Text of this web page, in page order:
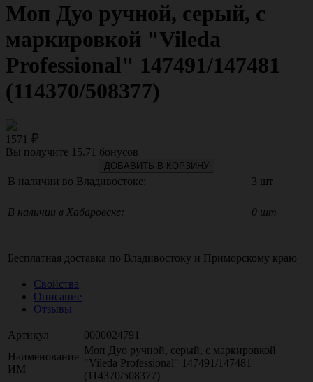
Моп Дуо ручной, серый, с
маркировкой "Vileda
Professional" 147491/147481
(114370/508377)
1571
Вы получите 15.71 бонусов
ДОБАВИТЬ В КОРЗИНУ
В наличии во Владивостоке: 3 шт
В наличии в Хабаровске: 0 шт
Бесплатная доставка по Владивостоку и Приморскому краю
Свойства
Описание
Отзывы
Артикул
0000024791
Наименование
ИМ
Моп Дуо ручной, серый, с маркировкой
"Vileda Professional" 147491/147481
(114370/508377)